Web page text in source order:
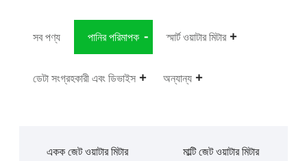
সব পণ্য পানির পরিমাপক স্মার্ট ওয়াটার মিটার
ডেটা সংগ্রহকারী এবং ডিভাইস অন্যান্য
একক জেট ওয়াটার মিটার মাল্টি জেট ওয়াটার মিটার